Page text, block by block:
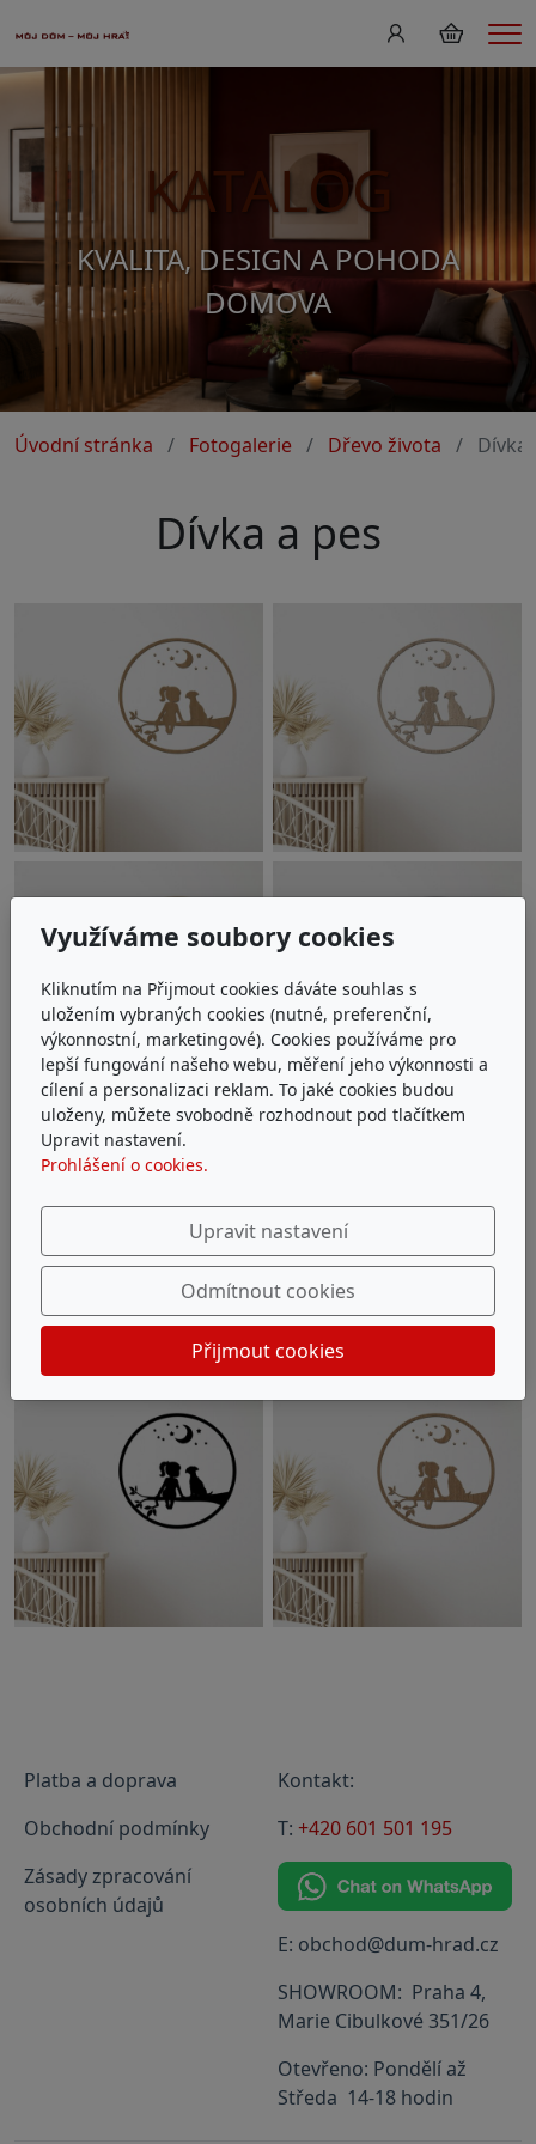
KATALOG
KVALITA, DESIGN A POHODA
DOMOVA
Úvodní stránka Fotogalerie Dřevo života Dívka
Dívka a pes
Platba a doprava
Obchodní podmínky
Zásady zpracování
osobních údajů
Kontakt:
T: +420 601 501 195
E: obchod@dum-hrad.cz
SHOWROOM: Praha 4,
Marie Cibulkové 351/26
Otevřeno: Pondělí až
Středa 14-18 hodin
Využíváme soubory cookies
Kliknutím na Přijmout cookies dáváte souhlas s
uložením vybraných cookies (nutné, preferenční,
výkonnostní, marketingové). Cookies používáme pro
lepší fungování našeho webu, měření jeho výkonnosti a
cílení a personalizaci reklam. To jaké cookies budou
uloženy, můžete svobodně rozhodnout pod tlačítkem
Upravit nastavení.
Prohlášení o cookies.
Upravit nastavení
Odmítnout cookies
Přijmout cookies